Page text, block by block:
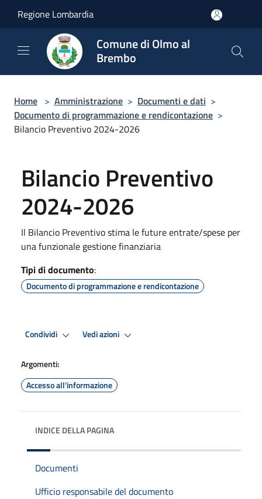
Regione Lombardia
Comune di Olmo al
Brembo
Home > Amministrazione > Documenti e dati >
Documento di programmazione e rendicontazione >
Bilancio Preventivo 2024-2026
Bilancio Preventivo
2024-2026
Il Bilancio Preventivo stima le future entrate/spese per
una funzionale gestione finanziaria
Tipi di documento:
Documento di programmazione e rendicontazione
Condividi Vedi azioni
Argomenti:
Accesso all'informazione
INDICE DELLA PAGINA
Documenti
Ufficio responsabile del documento